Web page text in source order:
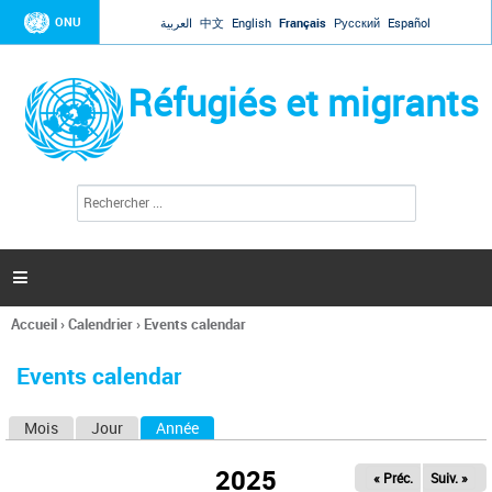
Jump to navigation
ONU العربية 中文 English Français Русский Español
Réfugiés et migrants
l
c
h
e

Vous
ici
Accueil›Calendrier› Events calendar
Events calendar
Mois Jour Année
2025 « Préc. Suiv. »